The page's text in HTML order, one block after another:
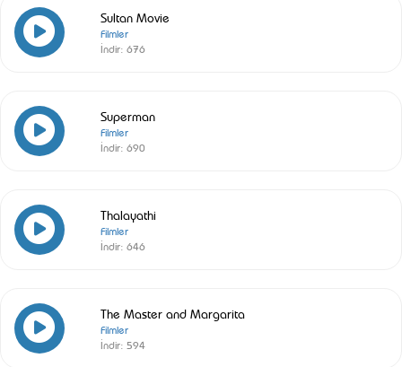
Sultan Movie
Filmler
İndir: 676
Superman
Filmler
İndir: 690
Thalayathi
Filmler
İndir: 646
The Master and Margarita
Filmler
İndir: 594